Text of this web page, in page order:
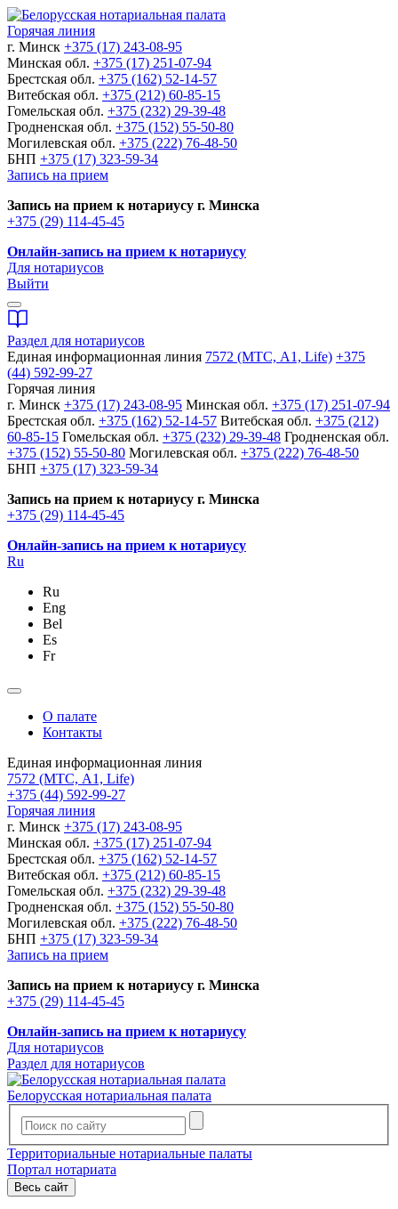
Горячая линия
г. Минск +375 (17) 243-08-95
Минская обл. +375 (17) 251-07-94
Брестская обл. +375 (162) 52-14-57
Витебская обл. +375 (212) 60-85-15
Гомельская обл. +375 (232) 29-39-48
Гродненская обл. +375 (152) 55-50-80
Могилевская обл. +375 (222) 76-48-50
БНП +375 (17) 323-59-34
Запись на прием
Запись на прием к нотариусу г. Минска
+375 (29) 114-45-45
Онлайн-запись на прием к нотариусу
Для нотариусов
Выйти
Раздел для нотариусов
Единая информационная линия 7572 (МТС, A1, Life) +375
(44) 592-99-27
Горячая линия
г. Минск +375 (17) 243-08-95 Минская обл. +375 (17) 251-07-94
Брестская обл. +375 (162) 52-14-57 Витебская обл. +375 (212)
60-85-15 Гомельская обл. +375 (232) 29-39-48 Гродненская обл.
+375 (152) 55-50-80 Могилевская обл. +375 (222) 76-48-50
БНП +375 (17) 323-59-34
Запись на прием к нотариусу г. Минска
+375 (29) 114-45-45
Онлайн-запись на прием к нотариусу
Ru
Ru
Eng
Bel
Es
Fr
О палате
Контакты
Единая информационная линия
7572 (МТС, A1, Life)
+375 (44) 592-99-27
Горячая линия
г. Минск +375 (17) 243-08-95
Минская обл. +375 (17) 251-07-94
Брестская обл. +375 (162) 52-14-57
Витебская обл. +375 (212) 60-85-15
Гомельская обл. +375 (232) 29-39-48
Гродненская обл. +375 (152) 55-50-80
Могилевская обл. +375 (222) 76-48-50
БНП +375 (17) 323-59-34
Запись на прием
Запись на прием к нотариусу г. Минска
+375 (29) 114-45-45
Онлайн-запись на прием к нотариусу
Для нотариусов
Раздел для нотариусов
Белорусская нотариальная палата
Территориальные нотариальные палаты
Портал нотариата
Весь сайт